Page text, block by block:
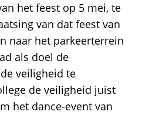
het feest op 5 mei, te
van dat feest van
naar het parkeerterrein
als doel de
veiligheid te
de veiligheid juist
het dance-event van